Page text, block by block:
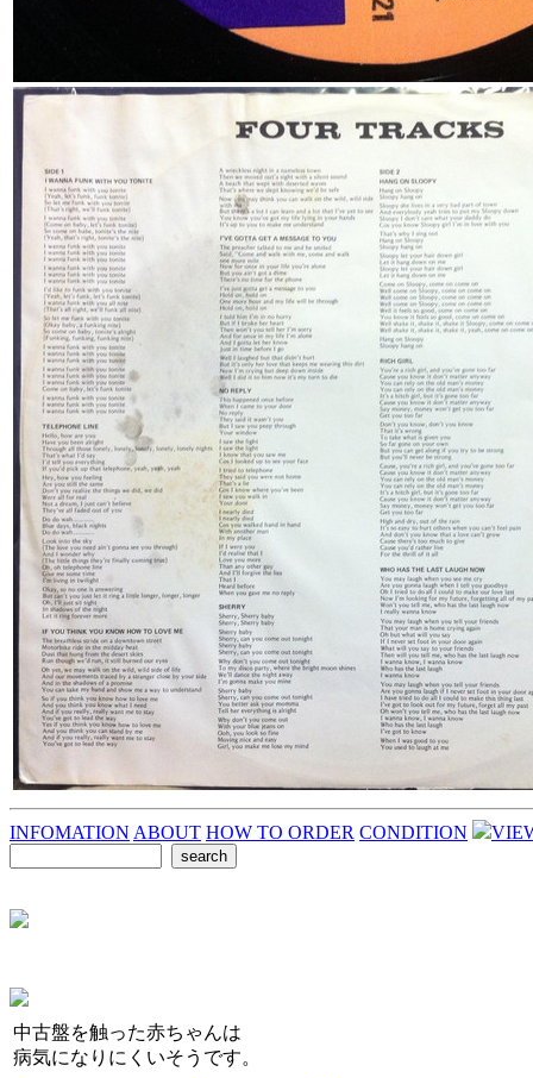
INFOMATION ABOUT HOW TO ORDER CONDITION
中古盤を触った赤ちゃんは
病気になりにくいそうです。